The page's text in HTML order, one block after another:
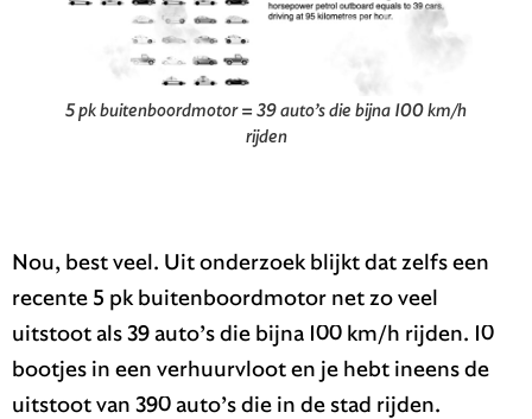
5 pk buitenboordmotor = 39 auto’s die bijna 100 km/h
rijden
Nou, best veel. Uit onderzoek blijkt dat zelfs een
recente 5 pk buitenboordmotor net zo veel
uitstoot als 39 auto’s die bijna 100 km/h rijden. 10
bootjes in een verhuurvloot en je hebt ineens de
uitstoot van 390 auto’s die in de stad rijden.